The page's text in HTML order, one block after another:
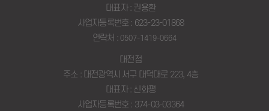
대표자 : 권용환
사업자등록번호 : 623-23-01868
연락처 : 0507-1419-0664
대전점
주소 : 대전광역시 서구 대덕대로 223, 4층
대표자 : 신화평
사업자등록번호 : 374-03-03364